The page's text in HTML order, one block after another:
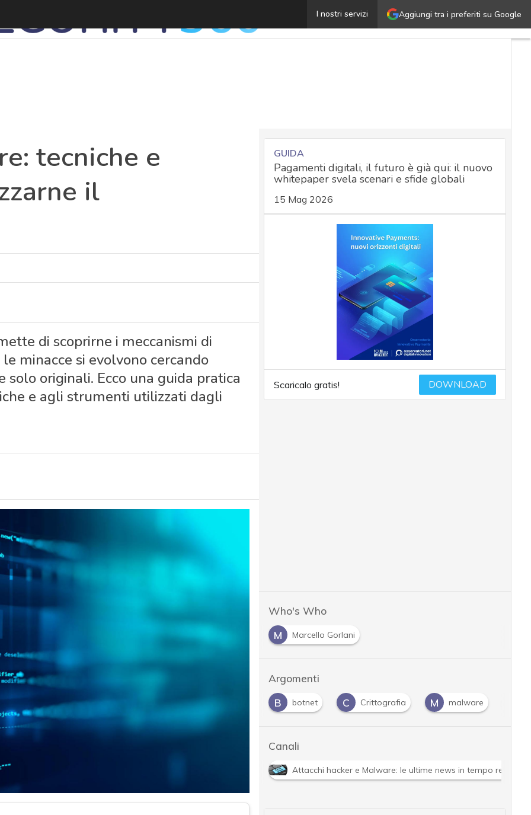
Aggiungi tra i preferiti su Google
I nostri servizi
Il codice dei malware: tecniche e strumenti per
tecniche e
il
di scoprirne i meccanismi di
minacce si evolvono cercando
originali. Ecco una guida pratica
e agli strumenti utilizzati dagli
GUIDA
Pagamenti digitali, il futuro è già qui: il nuovo
whitepaper svela scenari e sfide globali
15 Mag 2026
Scaricalo gratis! DOWNLOAD
Who's Who
M
Marcello Gorlani
Argomenti
A
B botnet C Crittografia M malware
Canali
Attacchi hacker e Malware: le ultime news in tempo reale e